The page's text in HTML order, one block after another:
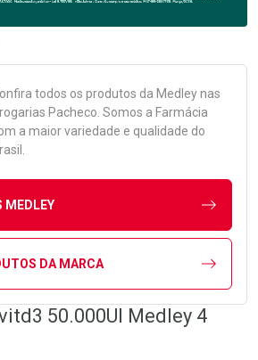
todos os produtos da Medleynas
Pacheco. Somos a Farmácia
a maior variedade e qualidade do
MEDLEY
DA MARCA
50.000UI Medley 4